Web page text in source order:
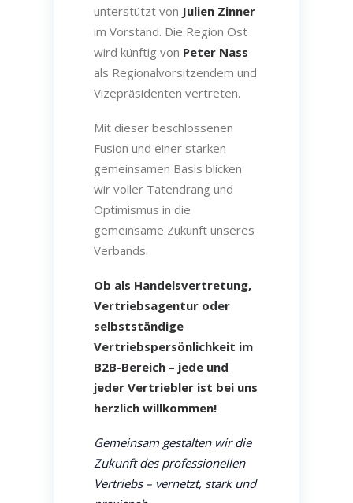
unterstützt von Julien Zinner
im Vorstand. Die Region Ost
wird künftig von Peter Nass
als Regionalvorsitzendem und
Vizepräsidenten vertreten.
Mit dieser beschlossenen
Fusion und einer starken
gemeinsamen Basis blicken
wir voller Tatendrang und
Optimismus in die
gemeinsame Zukunft unseres
Verbands.
Ob als Handelsvertretung,
Vertriebsagentur oder
selbstständige
Vertriebspersönlichkeit im
B2B-Bereich – jede und
jeder Vertriebler ist bei uns
herzlich willkommen!
Gemeinsam gestalten wir die
Zukunft des professionellen
Vertriebs – vernetzt, stark und